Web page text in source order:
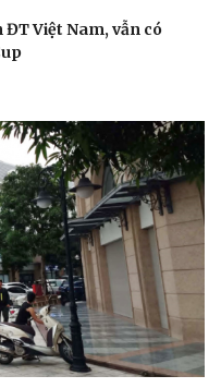
chuyện thời sự
truyện đêm khuya
Việt Nam, vẫn có